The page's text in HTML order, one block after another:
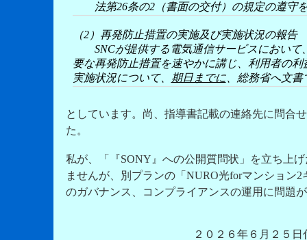
法第26条の2（書面の交付）の規定の遵守
（2）再発防止措置の実施及び実施状況の報告
SNCが提供する電気通信サービスにおいて
要な再発防止措置を速やかに講じ、利用者の
実施状況について、 期日までに、総務省へ文書
としています。尚、指導書記載の連絡先に問合
た。
私が、「『SONY』への公開質問状」を立ち上
ませんが、別プランの「NURO光forマンション
のガバナンス、コンプライアンスの運用に問題
２０２６年６月２５日